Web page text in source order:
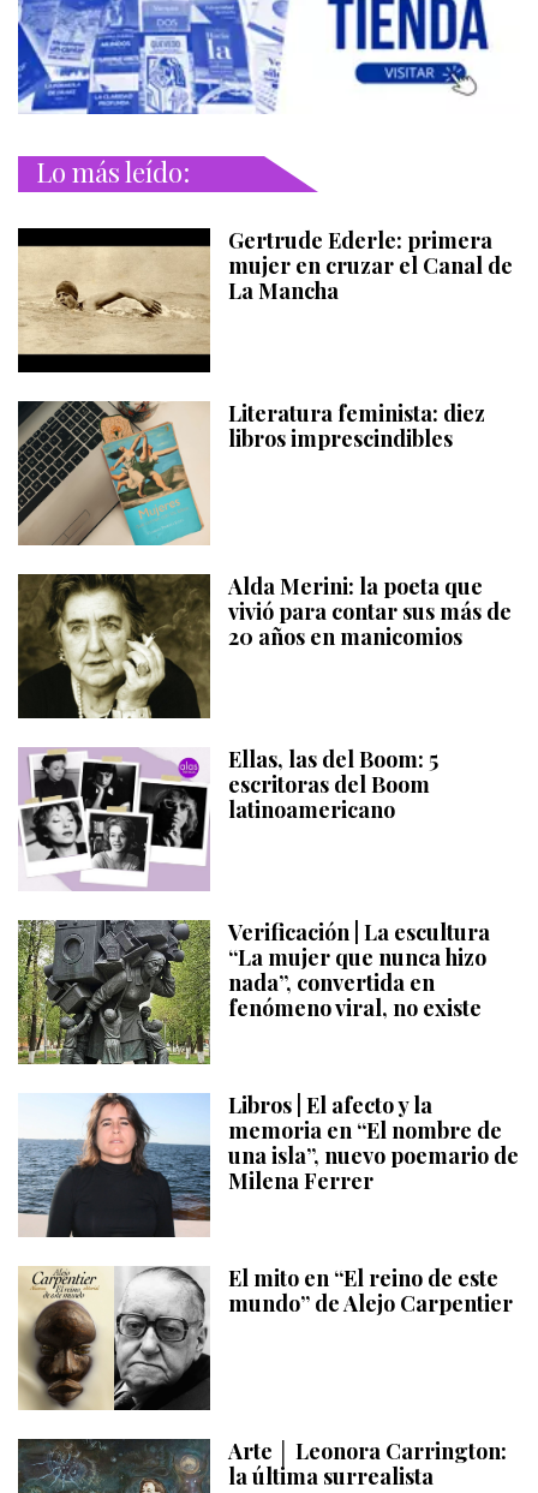
Lo más leído:
Gertrude Ederle: primera
mujer en cruzar el Canal de
La Mancha
Literatura feminista: diez
libros imprescindibles
Alda Merini: la poeta que
vivió para contar sus más de
20 años en manicomios
Ellas, las del Boom: 5
escritoras del Boom
latinoamericano
Verificación | La escultura
“La mujer que nunca hizo
nada”, convertida en
fenómeno viral, no existe
Libros | El afecto y la
memoria en “El nombre de
una isla”, nuevo poemario de
Milena Ferrer
El mito en “El reino de este
mundo” de Alejo Carpentier
Arte │ Leonora Carrington:
la última surrealista